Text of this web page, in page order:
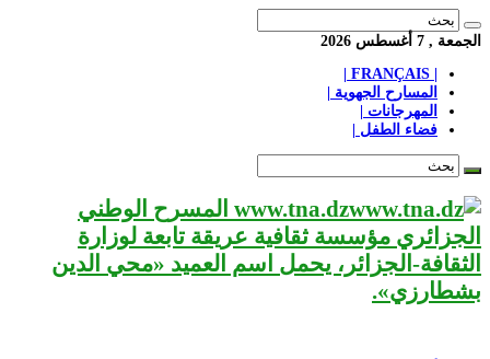
الجمعة , 7 أغسطس 2026
المسارح الجهوية |
المهرجانات |
فضاء الطفل |
www.tna.dz المسرح الوطني
الجزائري مؤسسة ثقافية عريقة تابعة لوزارة
الثقافة-الجزائر، يحمل اسم العميد «محي الدين
بشطارزي».